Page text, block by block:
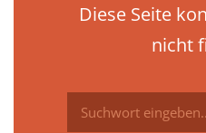
Diese Seite
nicht